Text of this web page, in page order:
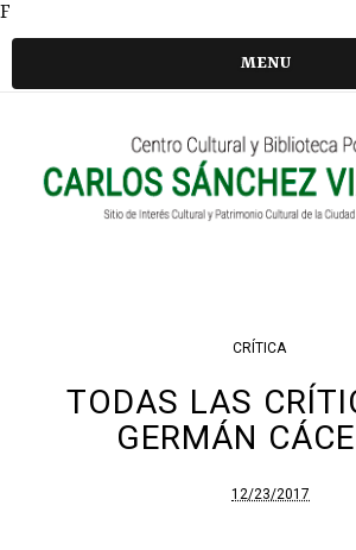
F
MENU
CRÍTICA
TODAS LAS
GERMÁN
12/23/2017